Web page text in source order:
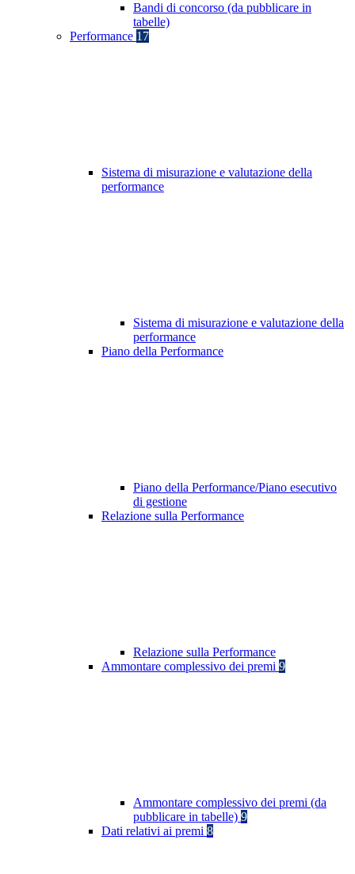
Bandi di concorso (da pubblicare in
tabelle)
Performance 17
Sistema di misurazione e valutazione della
performance
Sistema di misurazione e valutazione della
performance
Piano della Performance
Piano della Performance/Piano esecutivo
di gestione
Relazione sulla Performance
Relazione sulla Performance
Ammontare complessivo dei premi 9
Ammontare complessivo dei premi (da
pubblicare in tabelle) 9
Dati relativi ai premi 8